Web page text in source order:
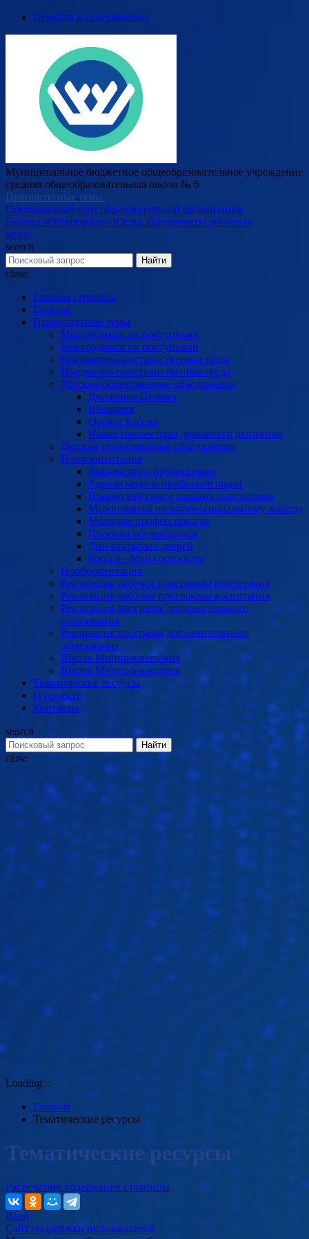
Перейти к содержимому
Муниципальное бюджетное общеобразовательное учреждение
средняя общеобразовательная школа № 6
Приоритетные темы
Официальный сайт образовательной организации
Портал «Образование Югры. Приоритеты региона»
меню
search
Найти
close
Главная страница
Главная
Приоритетные темы
Мы гордимся их поступками
Мы гордимся их поступками
Предметно-пространственная среда
Предметно-пространственная среда
Детские общественные объединения
Движение Первых
Юнармия
Орлята России
Юные инспекторы дорожного движения
Детские общественные объединения
Профориентация
Знакомство с профессиями
Единая модель профориентации
Взаимодействие с нашими партнерами
Мероприятия по профессиональному выбору
Молодые профессионалы
Проекты обучающихся
Дни открытых дверей
Россия - Мои горизонты
Профориентация
Реализация рабочей программы воспитания
Реализация рабочей программы воспитания
Реализация программ дополнительного
образования
Реализация программ дополнительного
образования
Школа Минпросвещения
Школа Минпросвещения
Тематические ресурсы
О проекте
Контакты
search
Найти
close
Loading...
Главная
Тематические ресурсы
Тематические ресурсы
Распечатать содержание страницы
Вход
Сайт поддержки пользователей